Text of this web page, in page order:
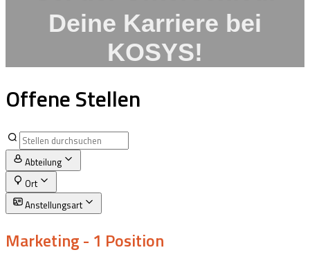
Deine Karriere bei
KOSYS!
Offene Stellen
Abteilung
Ort
Anstellungsart
Marketing- 1 Position